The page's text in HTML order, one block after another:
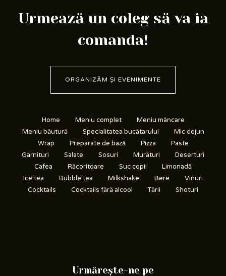
Urmează un coleg să va ia
comanda!
ORGANIZĂM ȘI EVENIMENTE
Home Meniu complet
Meniu mâncare
Meniu băutură
Specialitatea bucătarului
Mic dejun
Wrap
Preparate de bază Pizza
Paste
Garnituri
Salate Sosuri Murături
Deserturi
Cafea
Răcoritoare Suc copii
Limonadă
Ice tea
Bubble tea Milkshake Bere
Vinuri
Cocktails
Cocktails fără alcool Tării Shoturi
Urmărește-ne pe